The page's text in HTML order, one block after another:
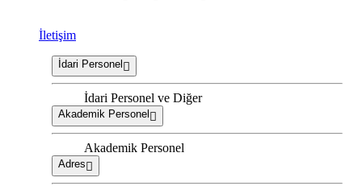
İletişim
İdari Personel
İdari Personel ve Diğer
Akademik Personel
Akademik Personel
Adres